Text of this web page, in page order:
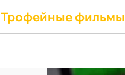
Трофейные фильмы